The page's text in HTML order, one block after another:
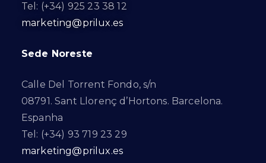
Tel: (+34) 925 23 38 12
marketing@prilux.es
Sede Noreste
Calle Del Torrent Fondo, s/n
08791. Sant Llorenç d’Hortons. Barcelona.
Espanha
Tel: (+34) 93 719 23 29
marketing@prilux.es